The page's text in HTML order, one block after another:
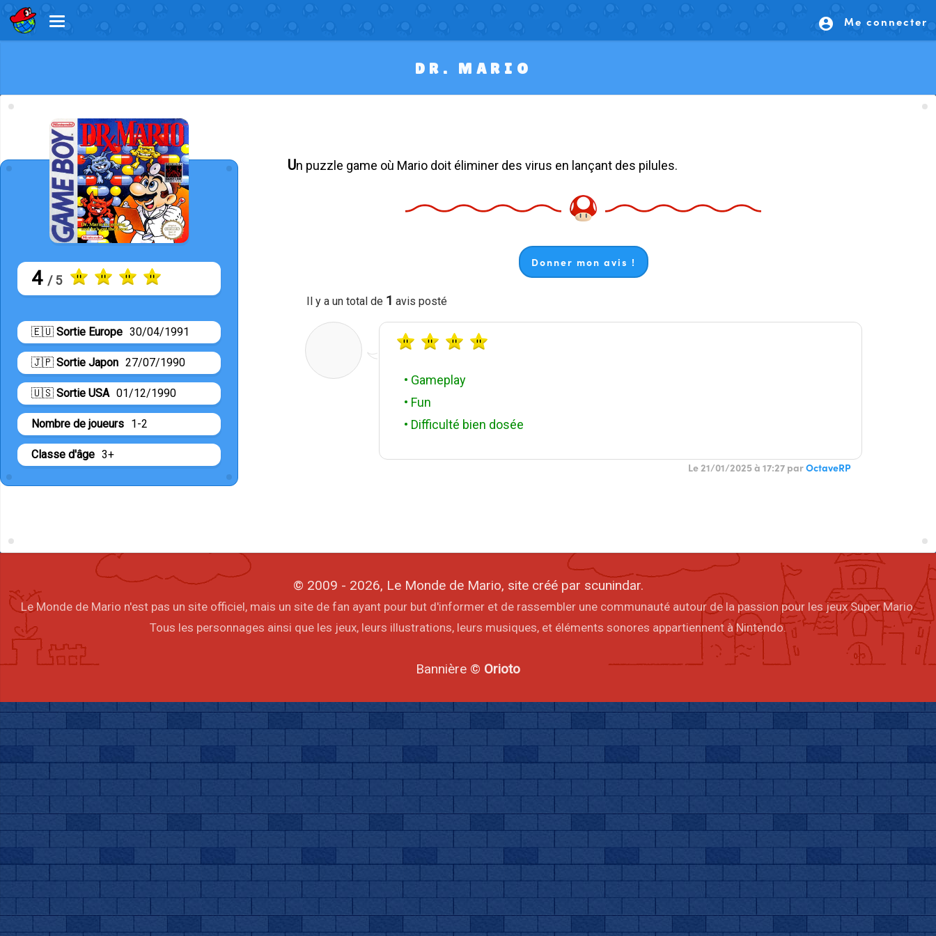
account_circle Me connecter
DR. MARIO
4 / 5
🇪🇺 Sortie Europe 30/04/1991
🇯🇵 Sortie Japon 27/07/1990
🇺🇸 Sortie USA 01/12/1990
Nombre de joueurs 1-2
Classe d'âge 3+
Un puzzle game où Mario doit éliminer des virus en lançant des pilules.
Donner mon avis !
Il y a un total de 1 avis posté
• Gameplay
• Fun
• Difficulté bien dosée
Le 21/01/2025 à 17:27 parOctaveRP
© 2009 - 2026, Le Monde de Mario, site créé par scunindar.
Le Monde de Mario n'est pas un site officiel, mais un site de fan ayant pour but d'informer et de rassembler une communauté autour de la passion pour les jeux Super Mario.
Tous les personnages ainsi que les jeux, leurs illustrations, leurs musiques, et éléments sonores appartiennent à Nintendo.
Bannière © Orioto